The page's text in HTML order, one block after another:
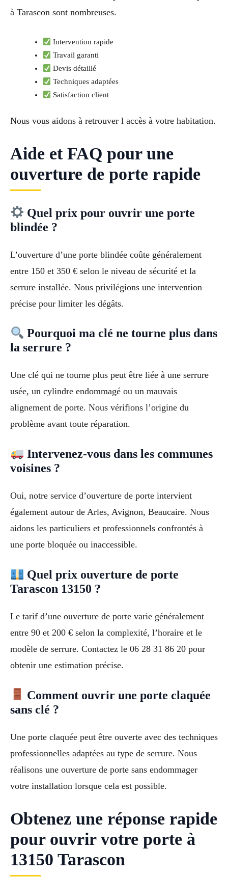
à Tarascon sont nombreuses.
Intervention rapide
Travail garanti
Devis détaillé
Techniques adaptées
Satisfaction client
Nous vous aidons à retrouver l accès à votre habitation.
Aide et FAQ pour une
ouverture de porte rapide
Quel prix pour ouvrir une porte
blindée ?
L’ouverture d’une porte blindée coûte généralement
entre 150 et 350 € selon le niveau de sécurité et la
serrure installée. Nous privilégions une intervention
précise pour limiter les dégâts.
Pourquoi ma clé ne tourne plus dans
la serrure ?
Une clé qui ne tourne plus peut être liée à une serrure
usée, un cylindre endommagé ou un mauvais
alignement de porte. Nous vérifions l’origine du
problème avant toute réparation.
Intervenez-vous dans les communes
voisines ?
Oui, notre service d’ouverture de porte intervient
également autour de Arles, Avignon, Beaucaire. Nous
aidons les particuliers et professionnels confrontés à
une porte bloquée ou inaccessible.
Quel prix ouverture de porte
Tarascon 13150 ?
Le tarif d’une ouverture de porte varie généralement
entre 90 et 200 € selon la complexité, l’horaire et le
modèle de serrure. Contactez le 06 28 31 86 20 pour
obtenir une estimation précise.
Comment ouvrir une porte claquée
sans clé ?
Une porte claquée peut être ouverte avec des techniques
professionnelles adaptées au type de serrure. Nous
réalisons une ouverture de porte sans endommager
votre installation lorsque cela est possible.
Obtenez une réponse rapide
pour ouvrir votre porte à
13150 Tarascon